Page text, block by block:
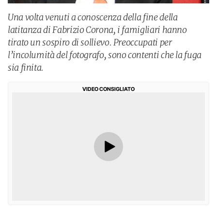
Una volta venuti a conoscenza della fine della
latitanza di Fabrizio Corona, i famigliari hanno
tirato un sospiro di sollievo. Preoccupati per
l’incolumità del fotografo, sono contenti che la fuga
sia finita.
VIDEO CONSIGLIATO